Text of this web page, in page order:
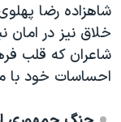
شاهزاده رضا
خلاق نیز در امان
شاعران که قلب
احساسات خود با